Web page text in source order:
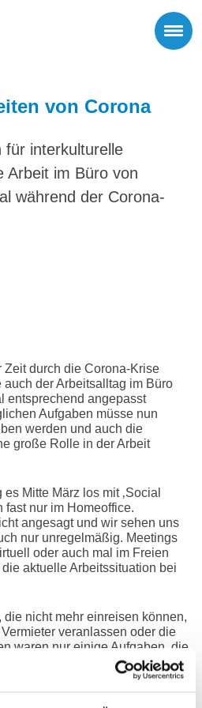
von Corona
für interkulturelle
Arbeit im Büro von
während der Corona-
durch die Corona-Krise
der Arbeitsalltag im Büro
entsprechend angepasst
Aufgaben müsse nun
werden und auch die
große Rolle in der Arbeit
Mitte März los mit ‚Social
fast nur im Homeoffice.
angesagt und wir sehen uns
nur unregelmäßig. Meetings
oder auch mal im Freien
aktuelle Arbeitssituation bei
die nicht mehr einreisen können,
veranlassen oder die
waren nur einige Aufgaben, die
Anfang von COVID-19
auch dafür, dass wir eine ganz
Kunden konnten nicht in ihre